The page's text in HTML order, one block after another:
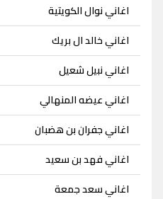
اغاني نوال الكويتية
اغاني خالد ال بريك
اغاني نبيل شعيل
اغاني عيضه المنهالي
اغاني جفران بن هضبان
اغاني فهد بن سعيد
اغاني سعد جمعة